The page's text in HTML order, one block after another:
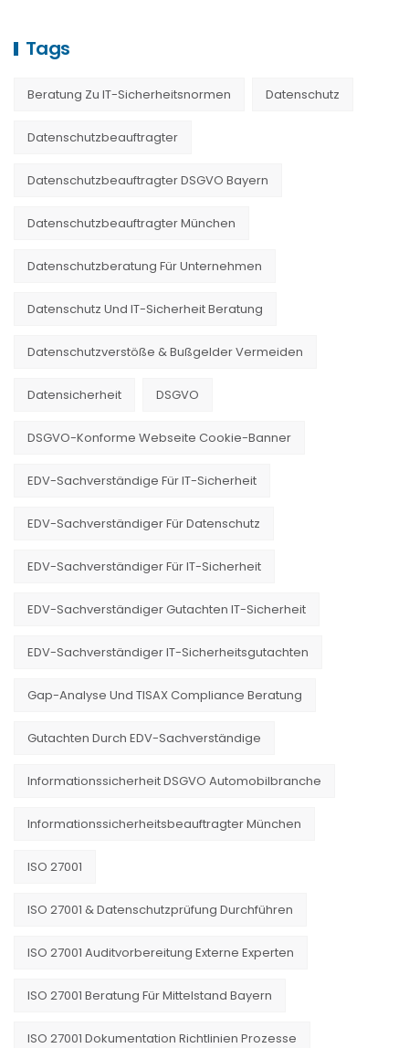
Tags
Beratung Zu IT-Sicherheitsnormen Datenschutz
Datenschutzbeauftragter
Datenschutzbeauftragter DSGVO Bayern
Datenschutzbeauftragter München
Datenschutzberatung Für Unternehmen
Datenschutz Und IT-Sicherheit Beratung
Datenschutzverstöße & Bußgelder Vermeiden
Datensicherheit DSGVO
DSGVO-Konforme Webseite Cookie-Banner
EDV-Sachverständige Für IT-Sicherheit
EDV-Sachverständiger Für Datenschutz
EDV-Sachverständiger Für IT-Sicherheit
EDV-Sachverständiger Gutachten IT-Sicherheit
EDV-Sachverständiger IT-Sicherheitsgutachten
Gap-Analyse Und TISAX Compliance Beratung
Gutachten Durch EDV-Sachverständige
Informationssicherheit DSGVO Automobilbranche
Informationssicherheitsbeauftragter München
ISO 27001
ISO 27001 & Datenschutzprüfung Durchführen
ISO 27001 Auditvorbereitung Externe Experten
ISO 27001 Beratung Für Mittelstand Bayern
ISO 27001 Dokumentation Richtlinien Prozesse